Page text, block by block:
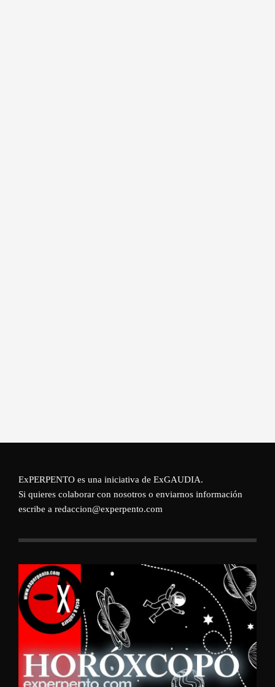
ExPERPENTO es una iniciativa de ExGAUDIA.
Si quieres colaborar con nosotros o enviarnos información
escribe a redaccion@experpento.com